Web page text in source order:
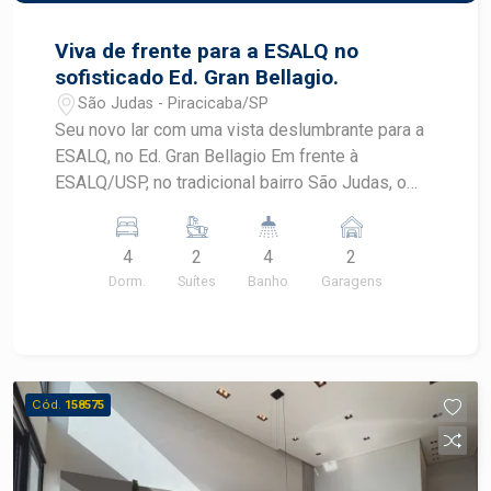
entrar em contato!
Viva de frente para a ESALQ no
sofisticado Ed. Gran Bellagio.
São Judas - Piracicaba/SP
Seu novo lar com uma vista deslumbrante para a
ESALQ, no Ed. Gran Bellagio Em frente à
ESALQ/USP, no tradicional bairro São Judas, o
de estilo neoclássico que traduz a excelência
construtiva da Zambetta. Um projeto exclusivo,
pensado para encantar em cada detalhe, unindo
apresenta uma planta ampla e funcional,
composta por: 4 dormitórios, sendo 2 suítes Sala
de estar e jantar integradas Lavabo Cozinha
Varanda principal e varanda lateral Área de
4
Dorm.
2
Suítes
4
Banho
2
Garagens
Cód. 158575